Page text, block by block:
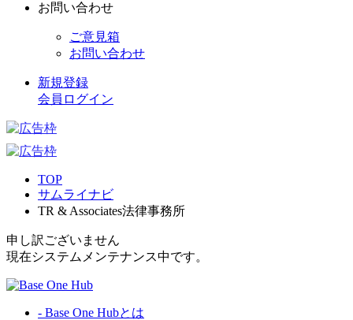
お問い合わせ
ご意見箱
お問い合わせ
新規登録
会員ログイン
TOP
サムライナビ
TR & Associates法律事務所
申し訳ございません
現在システムメンテナンス中です。
- Base One Hubとは